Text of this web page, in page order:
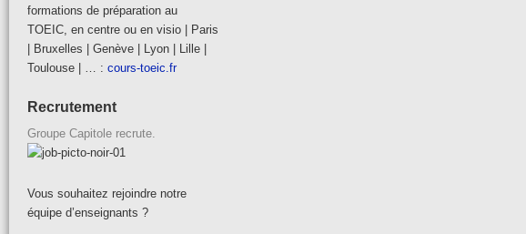
formations de préparation au
TOEIC, en centre ou en visio | Paris
| Bruxelles | Genève | Lyon | Lille |
Toulouse | … : cours-toeic.fr
Recrutement
Groupe Capitole recrute.
Vous souhaitez rejoindre notre
équipe d’enseignants ?